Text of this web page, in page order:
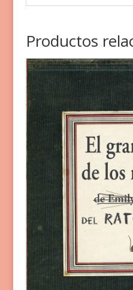
Productos